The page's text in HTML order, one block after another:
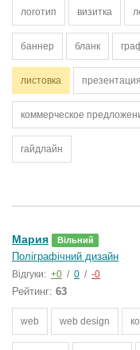
логотип визитка
баннер бланк
листовка презентация
коммерческое
гайдлайн
Мария Вільний
Поліграфічний дизайн
Відгуки: +0 / 0 / -0
Рейтинг: 63
web web design